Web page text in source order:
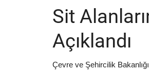
Sit
Açıklandı
Çevre ve Şehircilik